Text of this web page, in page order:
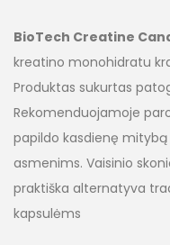
BioTech Creatine
kreatino monohidratu
Produktas sukurtas
Rekomenduojamoje
papildo kasdienę
asmenims. Vaisinio
praktiška alternatyva
kapsulėms